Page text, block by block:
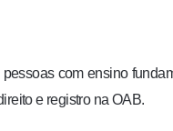
com ensino
e registro na OAB.